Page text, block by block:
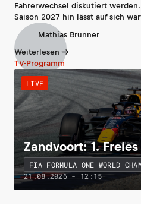
Fahrerwechsel diskutiert
Saison 2027 hin lässt auf sich
Mathias Brunner
Weiterlesen
TV-Programm
LIVE
Zandvoort: 1.
FIA FORMULA ONE WORLD
21.08.2026 - 12:15